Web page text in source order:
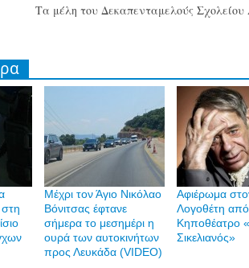
Τα μέλη του Δεκαπενταμελούς Σχολείου
Mέχρι τον Άγιο Νικόλαο
Βόνιτσας έφτανε
σήμερα το μεσημέρι η
ουρά των αυτοκινήτων
προς Λευκάδα (VIDEO)
Αφιέρωμα
Λογοθέτη
Κηποθέατρο
Σικελιανός»